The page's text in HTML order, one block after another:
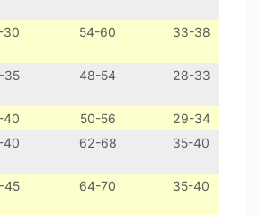
30 54-60 33-38
35 48-54 28-33
40 50-56 29-34
40 62-68 35-40
45 64-70 35-40